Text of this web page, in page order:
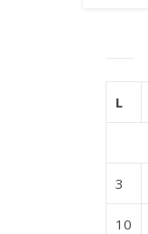
L
3
10